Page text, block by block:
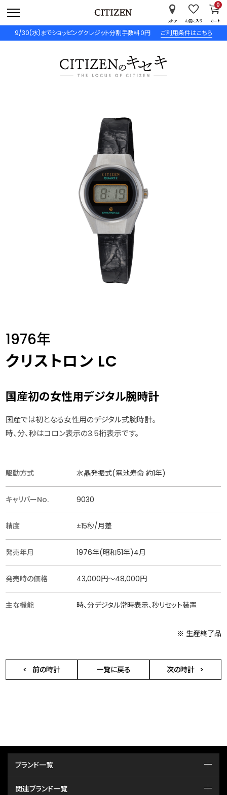
9/30(水)までショッピングクレジット分割手数料０円 ご利用条件はこちら
ストア お気に入り カート
0
1976年
クリストロン LC
国産初の女性用デジタル腕時計
国産では初となる女性用のデジタル式腕時計。
時、分、秒はコロン表示の3.5桁表示です。
駆動方式 水晶発振式(電池寿命 約1年)
キャリバーNo. 9030
精度 ±15秒/月差
発売年月 1976年(昭和51年)4月
発売時の価格 43,000円〜48,000円
主な機能 時、分デジタル常時表示、秒リセット装置
※ 生産終了品
前の時計 一覧に戻る 次の時計
ブランド一覧
関連ブランド一覧